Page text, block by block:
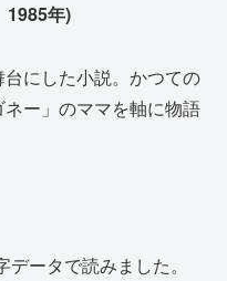
1985年)
にした小説。かつての
ー」のママを軸に物語
ータで読みました。